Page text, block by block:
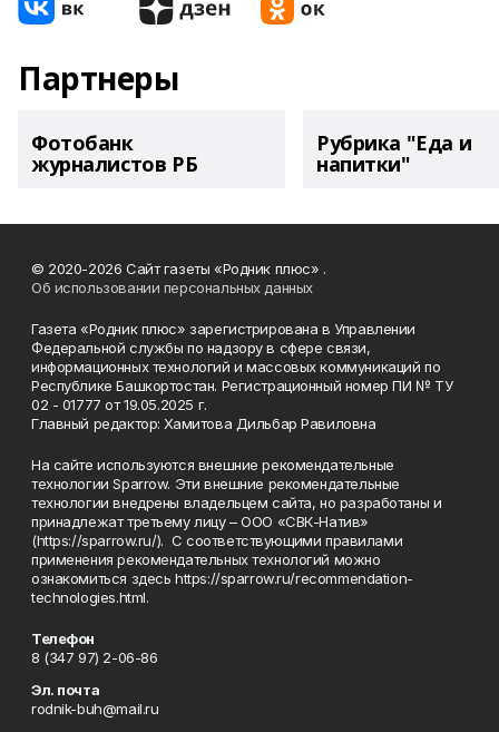
Партнеры
Фотобанк
журналистов РБ
Рубрика "Еда и
напитки"
© 2020-2026 Сайт газеты «Родник плюс» .
Об использовании персональных данных
Газета «Родник плюс» зарегистрирована в Управлении
Федеральной службы по надзору в сфере связи,
информационных технологий и массовых коммуникаций по
Республике Башкортостан. Регистрационный номер ПИ № ТУ
02 - 01777 от 19.05.2025 г.
Главный редактор: Хамитова Дильбар Равиловна
На сайте используются внешние рекомендательные
технологии Sparrow. Эти внешние рекомендательные
технологии внедрены владельцем сайта, но разработаны и
принадлежат третьему лицу – ООО «СВК-Натив»
(https://sparrow.ru/). С соответствующими правилами
применения рекомендательных технологий можно
ознакомиться здесь https://sparrow.ru/recommendation-
technologies.html.
Телефон
8 (347 97) 2-06-86
Эл. почта
rodnik-buh@mail.ru